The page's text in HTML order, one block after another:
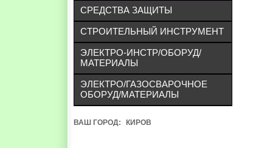
СРЕДСТВА ЗАЩИТЫ
СТРОИТЕЛЬНЫЙ ИНСТРУМЕНТ
ЭЛЕКТРО-ИНСТР/ОБОРУД/
МАТЕРИАЛЫ
ЭЛЕКТРО/ГАЗОСВАРОЧНОЕ
ОБОРУД/МАТЕРИАЛЫ
ВАШ ГОРОД: КИРОВ